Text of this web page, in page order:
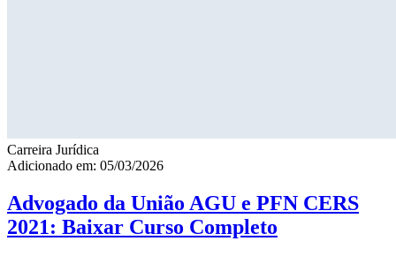
Carreira Jurídica
Adicionado em: 05/03/2026
Advogado da União AGU e PFN CERS
2021: Baixar Curso Completo